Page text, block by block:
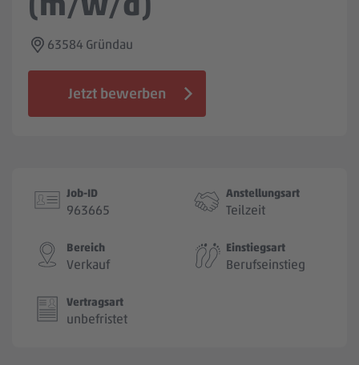
Jobbörse
63584 Gründau
Jetzt bewerben
Job-ID
963665
Anstellungsart
Teilzeit
Bereich
Verkauf
Einstiegsart
Berufseinstieg
Vertragsart
unbefristet